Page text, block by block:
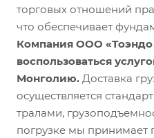
торговых отношений
что обеспечивает
Компания ООО «Тоэндо
воспользоваться
Монголию. Доставка
осуществляется
тралами,
погрузке мы принимает